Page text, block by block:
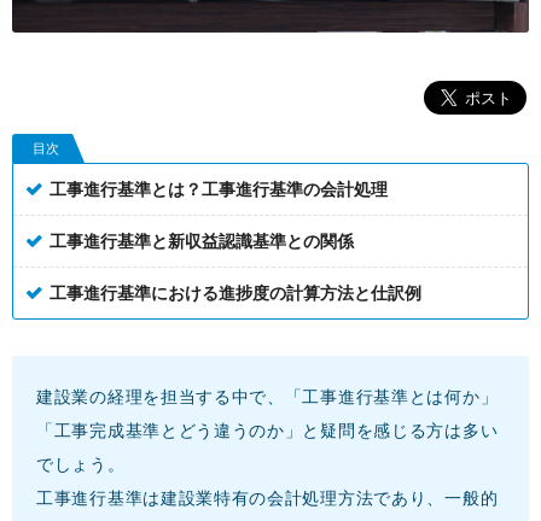
目次
工事進行基準とは？工事進行基準の会計処理
工事進行基準と新収益認識基準との関係
工事進行基準における進捗度の計算方法と仕訳例
建設業の経理を担当する中で、「工事進行基準とは何か」
「工事完成基準とどう違うのか」と疑問を感じる方は多い
でしょう。
工事進行基準は建設業特有の会計処理方法であり、一般的